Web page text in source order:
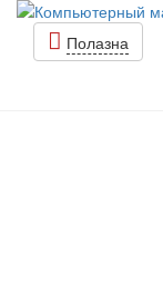
Полазна